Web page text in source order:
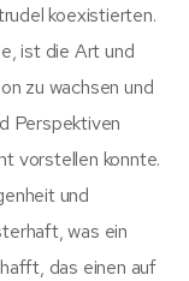
koexistierten.
ist die Art und
zu wachsen und
Perspektiven
vorstellen konnte.
und
was ein
das einen auf